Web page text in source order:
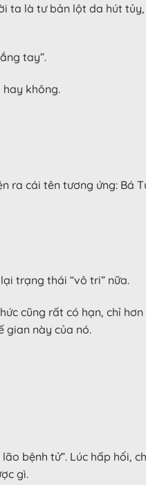
ta là tư bản lột da hút tủy,
tay”.
hay không.
ra cái tên tương ứng: Bá
trạng thái “vô tri” nữa.
cũng rất có hạn, chỉ
gian này của nó.
bệnh tử”. Lúc hấp hối,
gì.